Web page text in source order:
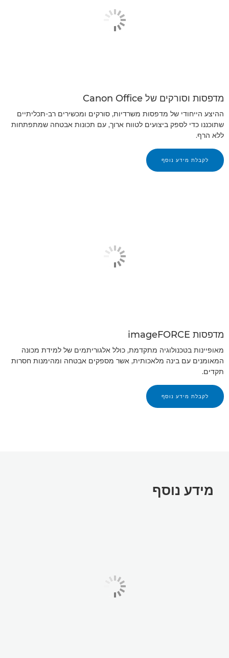
מדפסות וסורקים של Canon Office
ההיצע הייחודי של מדפסות משרדיות, סורקים ומכשירים רב-תכליתיים
שתוכננו כדי לספק ביצועים לטווח ארוך, עם תכונות אבטחה שמתפתחות
ללא הרף.
לקבלת מידע נוסף
מדפסות imageFORCE
מאופיינות בטכנולוגיה מתקדמת, כולל אלגוריתמים של למידת מכונה
המאומנים עם בינה מלאכותית, אשר מספקים אבטחה ומהימנות חסרות
תקדים.
לקבלת מידע נוסף
מידע נוסף